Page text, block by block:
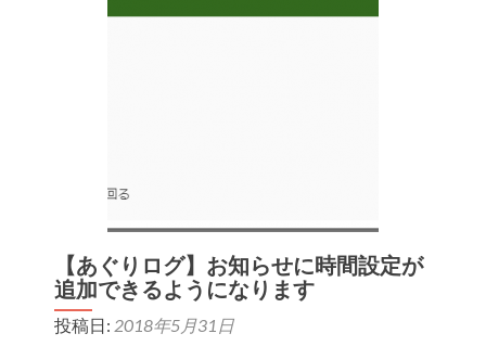
様
業
IT
【あぐりログ】お知らせに時間設定が
追加できるようになります
投稿日: 2018年5月31日